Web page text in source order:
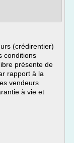
(crédirentier)
conditions
présente de
rapport à la
vendeurs
à vie et